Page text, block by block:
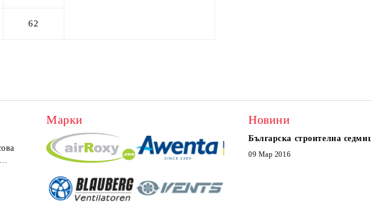
62
Марки Новини
Българска строителна
09 Мар 2016